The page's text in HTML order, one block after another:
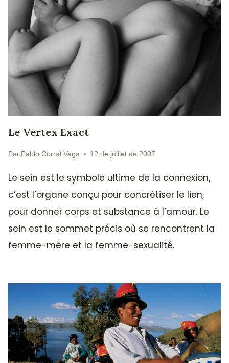
Le Vertex Exact
Par Pablo Corral Vega 12 de juillet de 2007
Le sein est le symbole ultime de la connexion,
c’est l’organe conçu pour concrétiser le lien,
pour donner corps et substance à l’amour. Le
sein est le sommet précis où se rencontrent la
femme-mère et la femme-sexualité.